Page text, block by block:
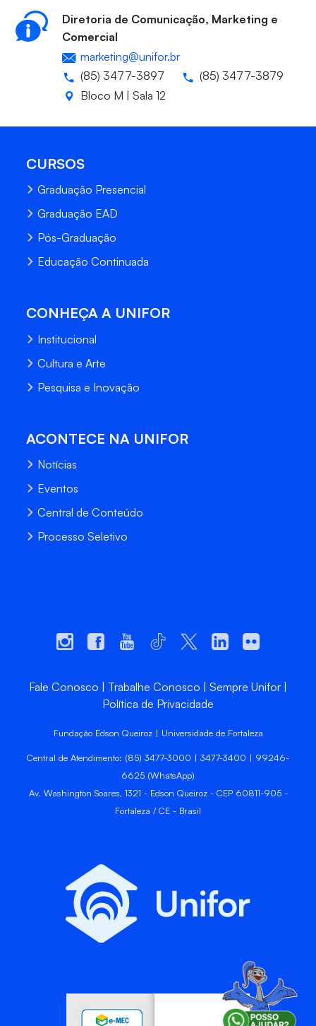
Diretoria de Comunicação, Marketing e
Comercial
marketing@unifor.br
(85) 3477-3897
(85) 3477-3879
Bloco M | Sala 12
CURSOS
Graduação Presencial
Graduação EAD
Pós-Graduação
Educação Continuada
CONHEÇA A UNIFOR
Institucional
Cultura e Arte
Pesquisa e Inovação
ACONTECE NA UNIFOR
Notícias
Eventos
Central de Conteúdo
Processo Seletivo
Fale Conosco Trabalhe Conosco
Sempre Unifor
Política de Privacidade
Fundação Edson Queiroz | Universidade de Fortaleza
Central de Atendimento: (85) 3477-3000 | 3477-3400 | 99246-
6625 (WhatsApp)
Av. Washington Soares, 1321 - Edson Queiroz - CEP 60811-905 -
Fortaleza / CE - Brasil